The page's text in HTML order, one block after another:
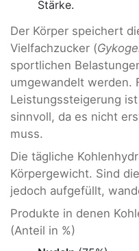
Stärke.
Der Körper speichert
Vielfachzucker (
sportlichen
umgewandelt werden.
Leistungssteigerung
sinnvoll, da es nicht
muss.
Die tägliche
Körpergewicht. Sind die
jedoch aufgefüllt,
Produkte in denen
(Anteil in %)